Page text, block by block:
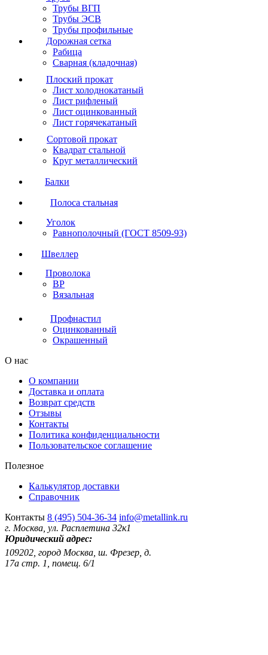
Трубы ВГП
Трубы ЭСВ
Трубы профильные
Дорожная сетка
Рабица
Сварная (кладочная)
Плоский прокат
Лист холоднокатаный
Лист рифленый
Лист оцинкованный
Лист горячекатаный
Сортовой прокат
Квадрат стальной
Круг металлический
Балки
Полоса стальная
Уголок
Равнополочный (ГОСТ 8509-93)
Швеллер
Проволока
ВР
Вязальная
Профнастил
Оцинкованный
Окрашенный
О нас
О компании
Доставка и оплата
Возврат средств
Отзывы
Контакты
Политика конфиденциальности
Пользовательское соглашение
Полезное
Калькулятор доставки
Справочник
Контакты 8 (495) 504-36-34 info@metallink.ru
г. Москва, ул. Расплетина 32к1
Юридический адрес:
109202, город Москва, ш. Фрезер, д.
17а стр. 1, помещ. 6/1